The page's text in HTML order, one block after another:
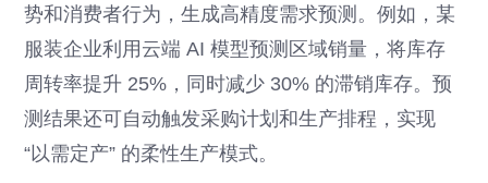
势和消费者行为，生成高精度需求预测。例如，某
服装企业利用云端 AI 模型预测区域销量，将库存
周转率提升 25%，同时减少 30% 的滞销库存。预
测结果还可自动触发采购计划和生产排程，实现
“以需定产” 的柔性生产模式。